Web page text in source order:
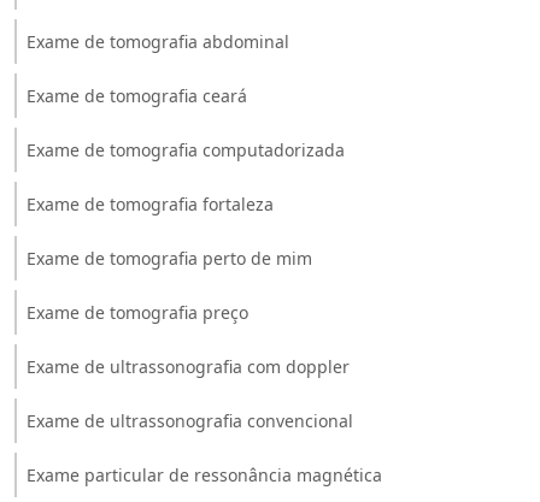
Exame de tomografia abdominal
Exame de tomografia ceará
Exame de tomografia computadorizada
Exame de tomografia fortaleza
Exame de tomografia perto de mim
Exame de tomografia preço
Exame de ultrassonografia com doppler
Exame de ultrassonografia convencional
Exame particular de ressonância magnética